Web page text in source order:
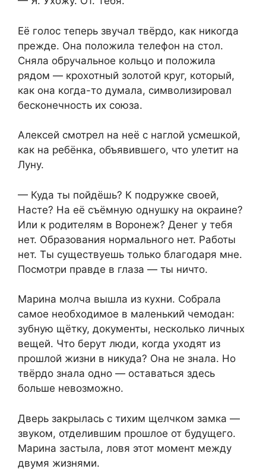
Её голос теперь звучал твёрдо, как никогда
прежде. Она положила телефон на стол.
Сняла обручальное кольцо и положила
рядом — крохотный золотой круг, который,
как она когда-то думала, символизировал
бесконечность их союза.
Алексей смотрел на неё с наглой усмешкой,
как на ребёнка, объявившего, что улетит на
Луну.
— Куда ты пойдёшь? К подружке своей,
Насте? На её съёмную однушку на окраине?
Или к родителям в Воронеж? Денег у тебя
нет. Образования нормального нет. Работы
нет. Ты существуешь только благодаря мне.
Посмотри правде в глаза — ты ничто.
Марина молча вышла из кухни. Собрала
самое необходимое в маленький чемодан:
зубную щётку, документы, несколько личных
вещей. Что берут люди, когда уходят из
прошлой жизни в никуда? Она не знала. Но
твёрдо знала одно — оставаться здесь
больше невозможно.
Дверь закрылась с тихим щелчком замка —
звуком, отделившим прошлое от будущего.
Марина застыла, ловя этот момент между
двумя жизнями.